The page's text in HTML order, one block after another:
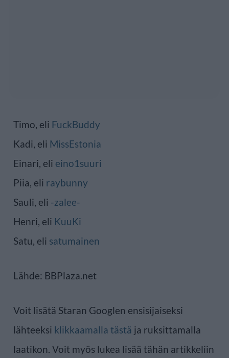
Timo, eli FuckBuddy
Kadi, eli MissEstonia
Einari, eli eino1suuri
Piia, eli raybunny
Sauli, eli -zalee-
Henri, eli KuuKi
Satu, eli satumainen
Lähde: BBPlaza.net
Voit lisätä Staran Googlen ensisijaiseksi
lähteeksi klikkaamalla tästä ja ruksittamalla
laatikon. Voit myös lukea lisää tähän artikkeliin